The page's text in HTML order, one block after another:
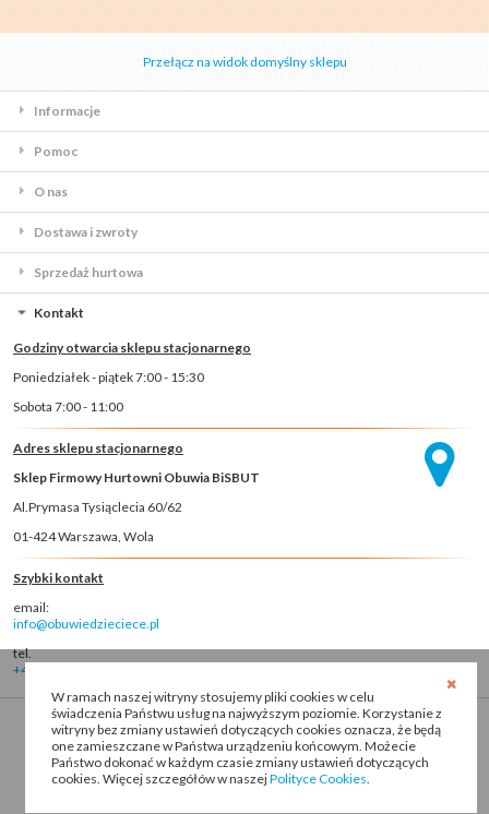
Przełącz na widok domyślny sklepu
Informacje
Pomoc
O nas
Dostawa i zwroty
Sprzedaż hurtowa
Kontakt
Godziny otwarcia sklepu stacjonarnego
Poniedziałek - piątek 7:00 - 15:30
Sobota 7:00 - 11:00
Adres sklepu stacjonarnego
Sklep Firmowy Hurtowni Obuwia BiSBUT
Al.Prymasa Tysiąclecia 60/62
01-424 Warszawa, Wola
Szybki kontakt
email:
info@obuwiedzieciece.pl
tel.
+48 22 8366996
W ramach naszej witryny stosujemy pliki cookies w celu
świadczenia Państwu usług na najwyższym poziomie. Korzystanie z
witryny bez zmiany ustawień dotyczących cookies oznacza, że będą
one zamieszczane w Państwa urządzeniu końcowym. Możecie
Państwo dokonać w każdym czasie zmiany ustawień dotyczących
cookies. Więcej szczegółów w naszejPolityce Cookies.